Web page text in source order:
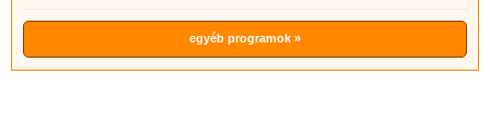
egyéb programok »